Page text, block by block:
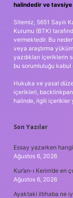
halindedir ve
Sitemiz, 5651 Sayılı
Kurumu (BTK)
vermektedir. Bu
veya araştırma
yazdıkları içeriklerin
bu sorumluluğu kabul
Hukuka ve yasal
içerikleri,
halinde, ilgili içerikler
Son Yazılar
Essay yazarken hangi
Ağustos 6, 2026
Kur’an-ı Kerim’de
Ağustos 6, 2026
Ayaktaki iltihaba ne